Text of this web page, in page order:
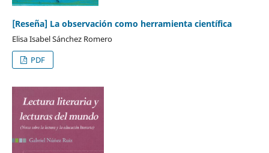
[Reseña] La observación como herramienta científica
Elisa Isabel Sánchez Romero
PDF